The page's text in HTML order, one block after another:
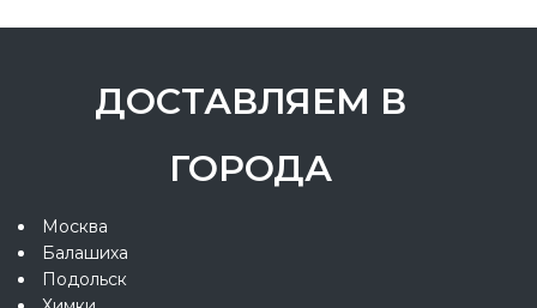
ДОСТАВЛЯЕМ В
ГОРОДА
Москва
Балашиха
Подольск